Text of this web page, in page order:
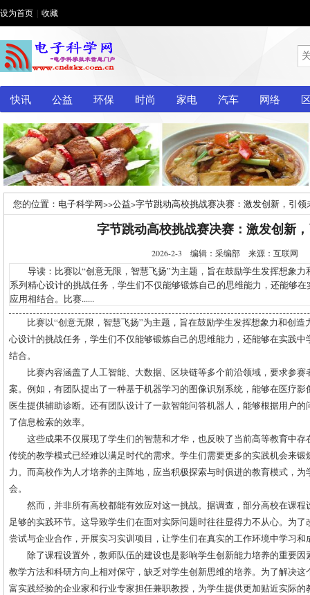
设为首页 收藏
快讯 公益 环保 时尚 家电 汽车 网络
您的位置： 电子科学网>>公益>字节跳动高校挑战赛决赛：激发创新，引领
字节跳动高校挑战赛决赛：激发创新
2026-2-3 编辑：采编部 来源：互联网
导读：比赛以“创意无限，智慧飞扬”为主题，旨在鼓励学生发挥想象力
系列精心设计的挑战任务，学生们不仅能够锻炼自己的思维能力，还能够
应用相结合。比赛......
比赛以“创意无限，智慧飞扬”为主题，旨在鼓励学生发挥想象力和创
心设计的挑战任务，学生们不仅能够锻炼自己的思维能力，还能够在实践
结合。
比赛内容涵盖了人工智能、大数据、区块链等多个前沿领域，要求参
案。例如，有团队提出了一种基于机器学习的图像识别系统，能够在医疗
医生提供辅助诊断。还有团队设计了一款智能问答机器人，能够根据用户
了信息检索的效率。
这些成果不仅展现了学生们的智慧和才华，也反映了当前高等教育中
传统的教学模式已经难以满足时代的需求。学生们需要更多的实践机会来
力。而高校作为人才培养的主阵地，应当积极探索与时俱进的教育模式，
会。
然而，并非所有高校都能有效应对这一挑战。据调查，部分高校在课
足够的实践环节。这导致学生们在面对实际问题时往往显得力不从心。为
尝试与企业合作，开展实习实训项目，让学生们在真实的工作环境中学习和
除了课程设置外，教师队伍的建设也是影响学生创新能力培养的重要
教学方法和科研方向上相对保守，缺乏对学生创新思维的培养。为了解决
富实践经验的企业家和行业专家担任兼职教授，为学生提供更加贴近实际的